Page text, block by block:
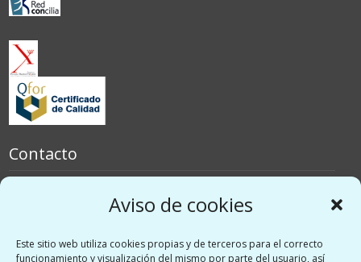
Aviso de cookies
Este sitio web utiliza cookies propias y de terceros para el correcto
funcionamiento y visualización del mismo por parte del usuario, así
Contacto
Redes sociales